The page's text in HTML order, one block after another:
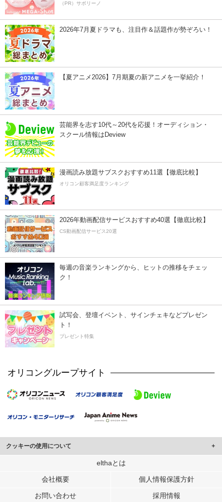
（PR）サボリーノ
2026年7月夏ドラマも、注目作＆話題作が勢ぞろい！
【夏アニメ2026】7月期夏の新アニメを一挙紹介！
芸能界を志す10代～20代を応援！オーディション・
スクール情報はDeview
漫画読み放題サブスクおすすめ11選【徹底比較】
オリコン顧客満足度ランキング
2026年動画配信サービスおすすめ40選【徹底比較】
CS動画配信サービス20選
毎週の音楽ランキングから、ヒットの推移をチェッ
ク！
試写会、登壇イベント、サインチェキなどプレゼン
ト！
プレゼント特集
オリコングループサイト
クッキーの使用について
このサイトでは Cookie を使用して、ユーザーに合わせたコンテンツや広告の
行っています。
メディアや広告配信、データ解析の各パートナーに提供しています。
elthaとは
会社概要 個人情報保護方針
お問い合わせ 採用情報